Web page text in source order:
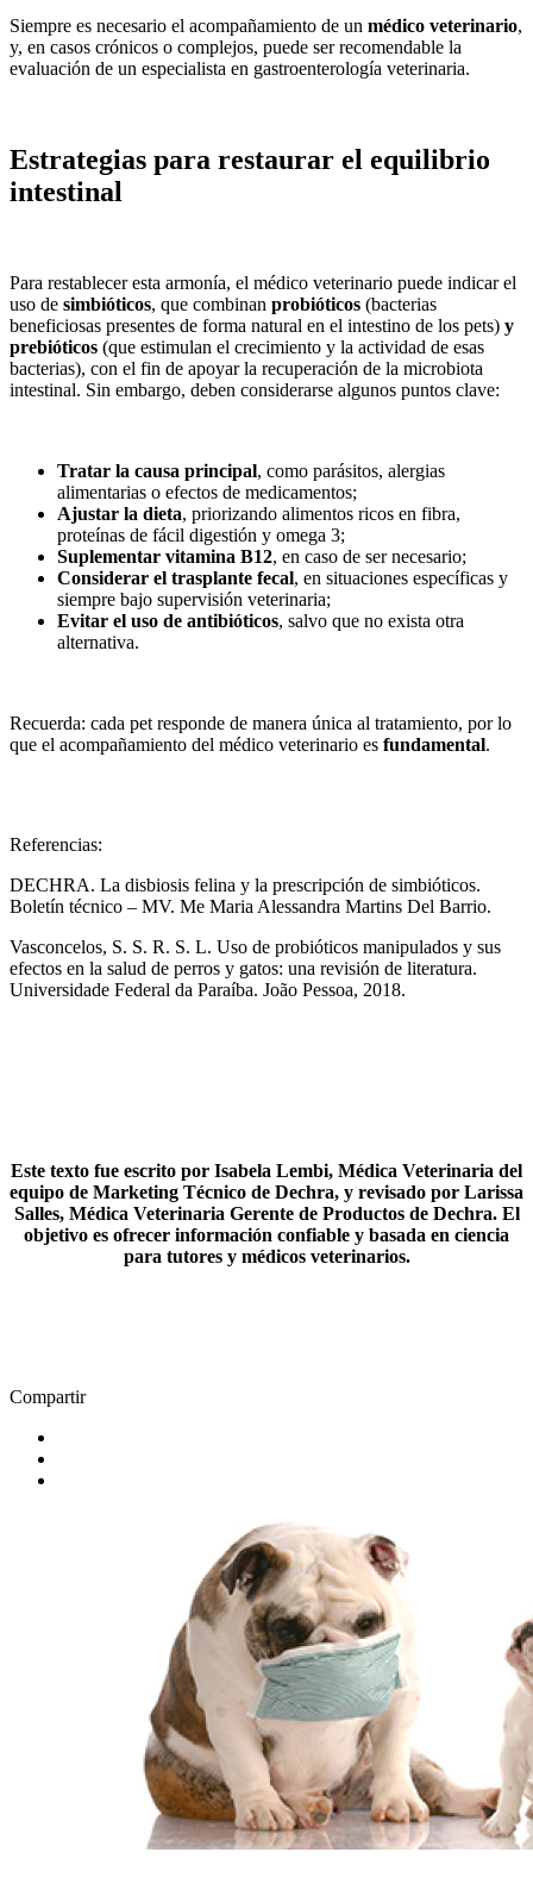
Siempre es necesario el acompañamiento de un médico veterinario,
y, en casos crónicos o complejos, puede ser recomendable la
evaluación de un especialista en gastroenterología veterinaria.
Estrategias para restaurar el equilibrio
intestinal
Para restablecer esta armonía, el médico veterinario puede indicar el
uso de simbióticos, que combinan probióticos (bacterias
beneficiosas presentes de forma natural en el intestino de los pets) y
prebióticos (que estimulan el crecimiento y la actividad de esas
bacterias), con el fin de apoyar la recuperación de la microbiota
intestinal. Sin embargo, deben considerarse algunos puntos clave:
Tratar la causa principal, como parásitos, alergias
alimentarias o efectos de medicamentos;
Ajustar la dieta, priorizando alimentos ricos en fibra,
proteínas de fácil digestión y omega 3;
Suplementar vitamina B12, en caso de ser necesario;
Considerar el trasplante fecal, en situaciones específicas y
siempre bajo supervisión veterinaria;
Evitar el uso de antibióticos, salvo que no exista otra
alternativa.
Recuerda: cada pet responde de manera única al tratamiento, por lo
que el acompañamiento del médico veterinario es fundamental.
Referencias:
DECHRA. La disbiosis felina y la prescripción de simbióticos.
Boletín técnico – MV. Me Maria Alessandra Martins Del Barrio.
Vasconcelos, S. S. R. S. L. Uso de probióticos manipulados y sus
efectos en la salud de perros y gatos: una revisión de literatura.
Universidade Federal da Paraíba. João Pessoa, 2018.
Este texto fue escrito por Isabela Lembi, Médica Veterinaria del
equipo de Marketing Técnico de Dechra, y revisado por Larissa
Salles, Médica Veterinaria Gerente de Productos de Dechra. El
objetivo es ofrecer información confiable y basada en ciencia
para tutores y médicos veterinarios.
Compartir